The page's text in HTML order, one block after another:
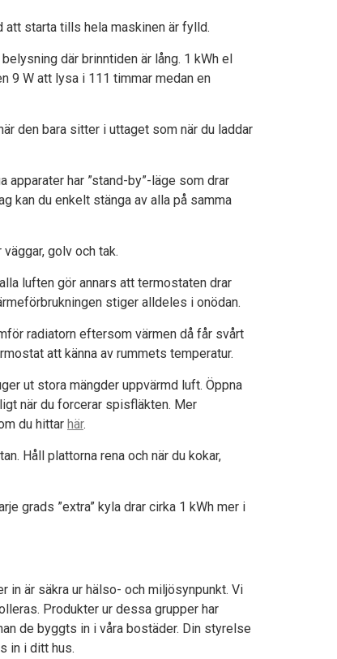
att starta tills hela maskinen är fylld.
där brinntiden är lång. 1 kWh el
9 W att lysa i 111 timmar medan en
den bara sitter i uttaget som när du laddar
apparater har ”stand-by”-läge som drar
kan du enkelt stänga av alla på samma
golv och tak.
luften gör annars att termostaten drar
stiger alldeles i onödan.
radiatorn eftersom värmen då får svårt
att känna av rummets temperatur.
ut stora mängder uppvärmd luft. Öppna
när du forcerar spisfläkten. Mer
du hittarhär.
Håll plattorna rena och när du kokar,
grads ”extra” kyla drar cirka 1 kWh mer i
är säkra ur hälso- och miljösynpunkt. Vi
Produkter ur dessa grupper har
de byggts in i våra bostäder. Din styrelse
in i ditt hus.